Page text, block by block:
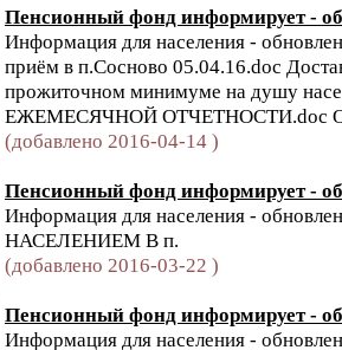
Пенсионный фонд информирует -
Информация для населения -
приём в п.Сосново 05.04.16.doc
прожиточном минимуме на душу
ЕЖЕМЕСЯЧНОЙ ОТЧЕТНОСТИ.doc
(добавлено 2016-04-14 )
Пенсионный фонд информирует -
Информация для населения -
НАСЕЛЕНИЕМ В п.
(добавлено 2016-03-22 )
Пенсионный фонд информирует -
Информация для населения -